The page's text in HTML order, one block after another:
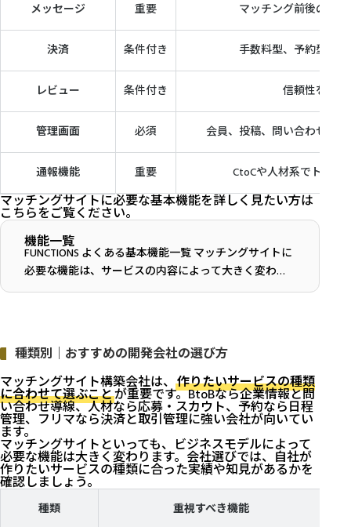
メッセージ 重要 マッチング前後のや
決済 条件付き 手数料型、予約型、
レビュー 条件付き 信頼性を高
管理画面 必須 会員、投稿、問い合わせ、
通報機能 重要 CtoCや人材系でトラブ
マッチングサイトに必要な基本機能を詳しく見たい方は
こちらをご覧ください。
機能一覧
FUNCTIONS よくある基本機能一覧 マッチングサイトに
必要な機能は、サービスの内容によって大きく変わり
ます。 そのため、カスタマイズや調整なども対応可能
種類別｜おすすめの開発会社の選び方
マッチングサイト構築会社は、 作りたいサービスの種類
に合わせて選ぶことが重要です。BtoBなら企業情報と問
い合わせ導線、人材なら応募・スカウト、予約なら日程
管理、フリマなら決済と取引管理に強い会社が向いてい
ます。
マッチングサイトといっても、ビジネスモデルによって
必要な機能は大きく変わります。会社選びでは、自社が
作りたいサービスの種類に合った実績や知見があるかを
確認しましょう。
種類 重視すべき機能